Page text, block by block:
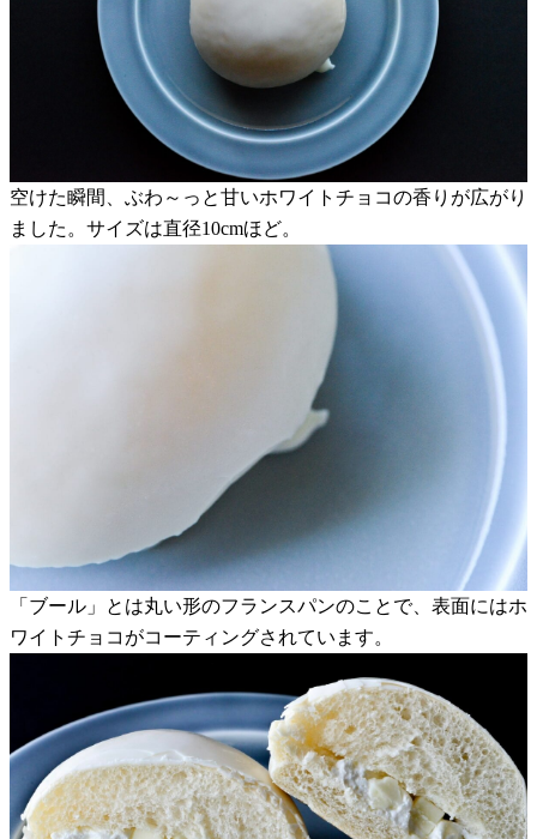
空けた瞬間、ぶわ～っと甘いホワイトチョコの香りが広がり
ました。サイズは直径10cmほど。
「ブール」とは丸い形のフランスパンのことで、表面にはホ
ワイトチョコがコーティングされています。